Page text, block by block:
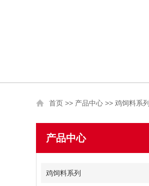
首页 >> 产品中心 >> 鸡饲料系列
产品中心
鸡饲料系列